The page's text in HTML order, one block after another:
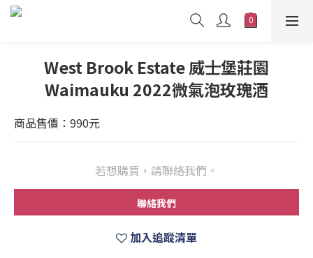
West Brook Estate 威⼠堡莊園
Waimauku 2022微氣泡玫瑰酒
商品售價：990元
若想購買，請聯絡我們。
聯絡我們
加入追蹤清單